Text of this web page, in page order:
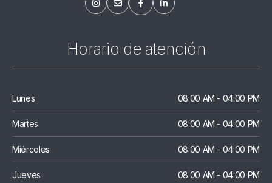
Horario de atención
Lunes 08:00 AM - 04:00 PM
Martes 08:00 AM - 04:00 PM
Miércoles 08:00 AM - 04:00 PM
Jueves 08:00 AM - 04:00 PM